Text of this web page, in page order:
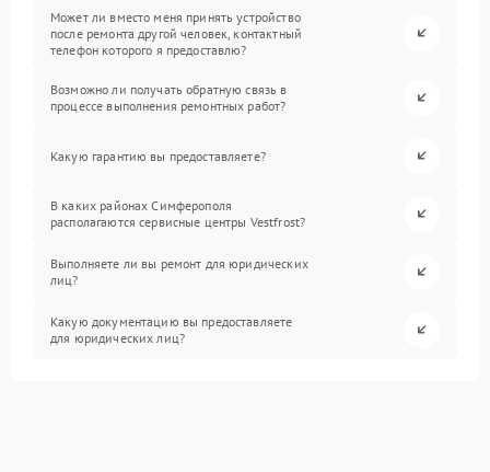
Может ли вместо меня принять устройство
после ремонта другой человек, контактный
телефон которого я предоставлю?
Возможно ли получать обратную связь в
процессе выполнения ремонтных работ?
Какую гарантию вы предоставляете?
В каких районах Симферополя
располагаются сервисные центры Vestfrost?
Выполняете ли вы ремонт для юридических
лиц?
Какую документацию вы предоставляете
для юридических лиц?